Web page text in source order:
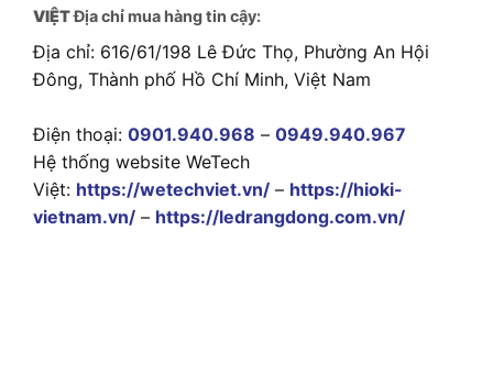
VIỆTĐịa chỉ mua hàng tin cậy:
Địa chỉ: 616/61/198 Lê Đức Thọ, Phường An Hội
Đông, Thành phố Hồ Chí Minh, Việt Nam
Điện thoại: 0901.940.968 – 0949.940.967
Hệ thống website WeTech
Việt: https://wetechviet.vn/ – https://hioki-
vietnam.vn/ – https://ledrangdong.com.vn/